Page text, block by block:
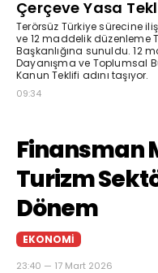
Çerçeve Yasa
Terörsüz Türkiye sürecine
ve 12 maddelik düzenleme
Başkanlığına sunuldu. 12
Dayanışma ve Toplumsal
Kanun Teklifi adını taşıyor.
09:34